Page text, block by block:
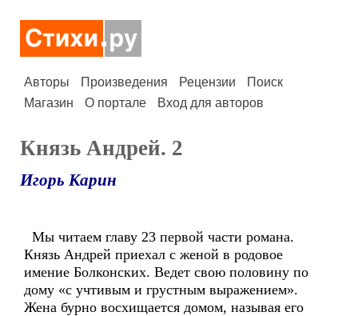
Авторы Произведения Рецензии
Поиск
Магазин
О портале Вход для авторов
Князь Андрей. 2
Игорь Карин
Мы читаем главу 23 первой части романа.
Князь Андрей приехал с женой в родовое
имение Болконских. Ведет свою половину по
дому «с учтивым и грустным выражением».
Жена бурно восхищается домом, называя его